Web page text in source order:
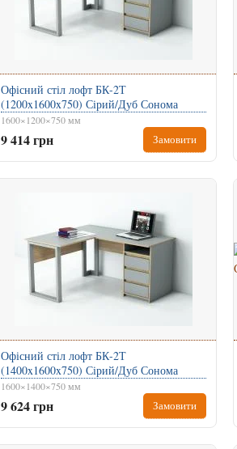
Офісний стіл лофт БК-2Т
(1200x1600x750) Сірий/Дуб Сонома
1600×1200×750 мм
9 414 грн Замовити
Офісний стіл лофт БК-2Т
(1400x1600x750) Сірий/Дуб Сонома
1600×1400×750 мм
9 624 грн Замовити